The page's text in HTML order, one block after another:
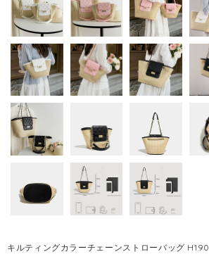
キルティングカラーチェーンストローバッグ H190